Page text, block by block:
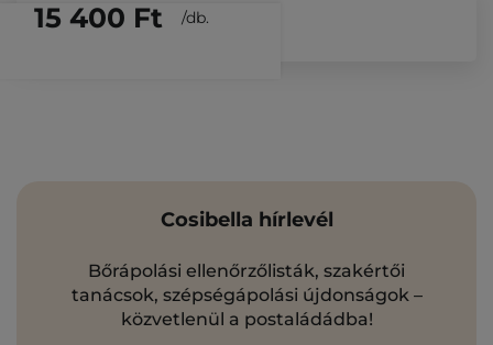
15 400 Ft /db.
Cosibella hírlevél
Bőrápolási ellenőrzőlisták, szakértői
tanácsok, szépségápolási újdonságok –
közvetlenül a postaládádba!